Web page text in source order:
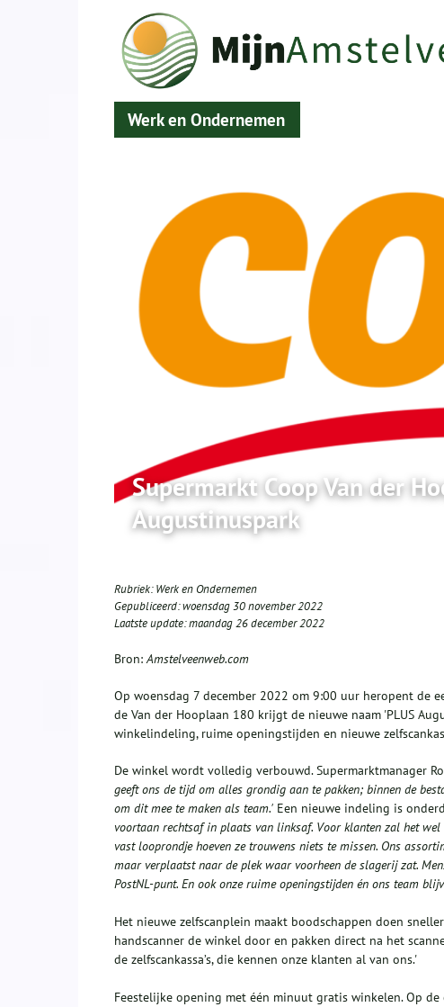
Werk en Ondernemen
Supermarkt Coop Van der
Augustinuspark
Rubriek:Werk en Ondernemen
Gepubliceerd:woensdag 30 november 2022
Laatste update:maandag 26 december 2022
Bron:Amstelveenweb.com
Op woensdag 7 december 2022 om 9:00 uur heropent de
de Van der Hooplaan 180 krijgt de nieuwe naam 'PLUS
winkelindeling, ruime openingstijden en nieuwe
De winkel wordt volledig verbouwd. Supermarktmanager
geeft ons de tijd om alles grondig aan te pakken; binnen de
om dit mee te maken als team.' Een nieuwe indeling is
voortaan rechtsaf in plaats van linksaf. Voor klanten zal het
vast looprondje hoeven ze trouwens niets te missen. Ons
maar verplaatst naar de plek waar voorheen de slagerij zat.
PostNL-punt. En ook onze ruime openingstijden én ons team
Het nieuwe zelfscanplein maakt boodschappen doen
handscanner de winkel door en pakken direct na het
de zelfscankassa’s, die kennen onze klanten al van ons.'
Feestelijke opening met één minuut gratis winkelen. Op